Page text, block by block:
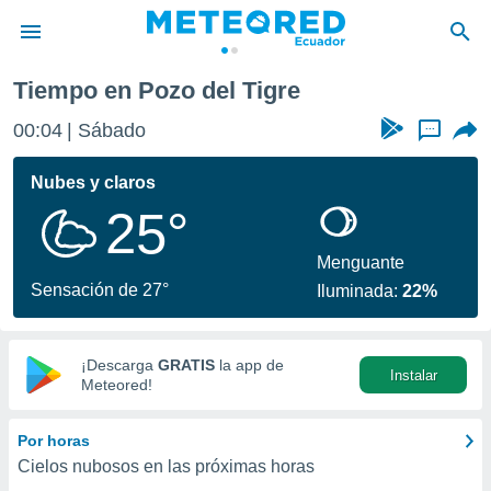
de
ha
calidad.
a este
las
y
digital
basada
Tiempo en Pozo del Tigre
00:04 Sábado ...
Nubes y claros
25°
Sensación de 27°
Menguante
Iluminada:22%
¡Descarga GRATIS la app de
Meteored!
Instalar
Por horas
Cielos nubosos en las próximas horas